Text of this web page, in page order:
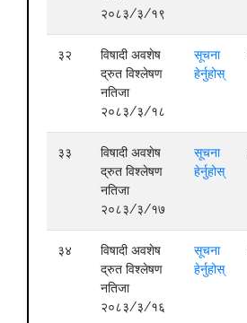
२०८३/३/१९
३२
विषादी अवशेष
द्रुत विश्लेषण
नतिजा
२०८३/३/१८
सूचना
हेर्नुहोस्
३३
विषादी अवशेष
द्रुत विश्लेषण
नतिजा
२०८३/३/१७
सूचना
हेर्नुहोस्
३४
विषादी अवशेष
द्रुत विश्लेषण
नतिजा
२०८३/३/१६
सूचना
हेर्नुहोस्